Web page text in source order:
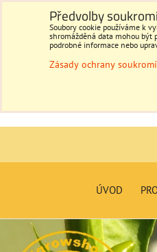
ÚVOD
Předvolby
Soubory cookie používáme k
shromážděná data mohou být
podrobné informace nebo
Zásady ochrany soukromí